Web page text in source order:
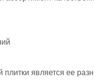
является ее